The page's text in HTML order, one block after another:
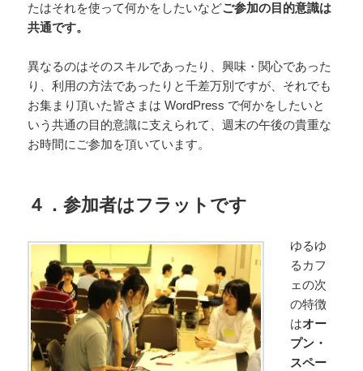
たはそれを使って何かをしたいなどご参加の目的意識は
共通です。
異なるのはそのスキルであったり、興味・関心であった
り、利用の方法であったりと千差万別ですが、それでも
お集まり頂いた皆さまは WordPress で何かをしたいと
いう共通の目的意識に支えられて、週末の午後の貴重な
お時間にご参加を頂いています。
４．参加者はフラットです
ゆるゆ
るカフ
ェの次
の特徴
はオー
プン・
スペー